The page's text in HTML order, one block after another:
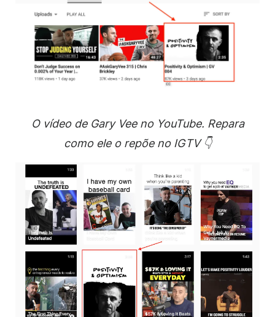
O vídeo de Gary Vee no YouTube. Repara
como ele o repõe no IGTV 👇